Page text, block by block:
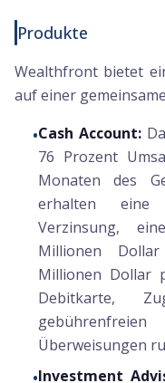
Produkte
Wealthfront bietet
auf einer
•Cash Account:
76 Prozent
Monaten des
erhalten eine
Verzinsung,
Millionen
Millionen Dollar
Debitkarte,
Überweisungen
•Investment